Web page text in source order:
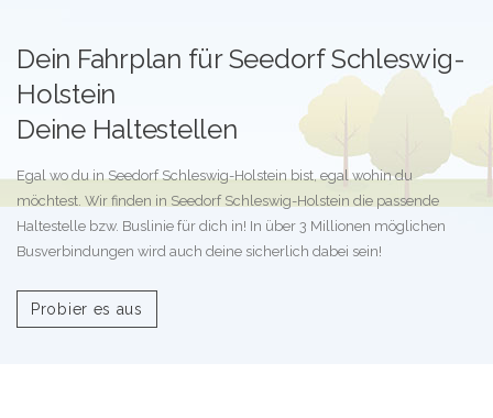
Dein Fahrplan für Seedorf Schleswig-
Holstein
Deine Haltestellen
Egal wo du in Seedorf Schleswig-Holstein bist, egal wohin du
möchtest. Wir finden in Seedorf Schleswig-Holstein die passende
Haltestelle bzw. Buslinie für dich in! In über 3 Millionen möglichen
Busverbindungen wird auch deine sicherlich dabei sein!
Probier es aus